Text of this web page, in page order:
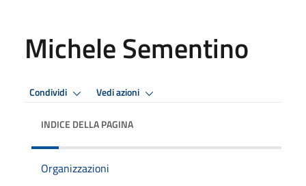
Michele Sementino
Condividi Vedi azioni
INDICE DELLA PAGINA
Organizzazioni